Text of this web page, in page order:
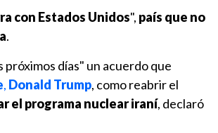
con Estados Unidos", país que no
.
días" un acuerdo que
, Donald Trump, como reabrir el
el programa nuclear iraní, declaró